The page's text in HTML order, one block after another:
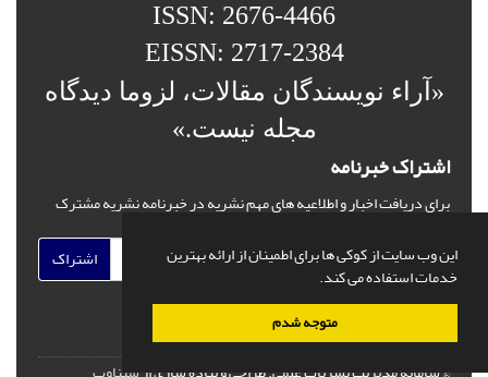
این وب سایت از کوکی ها برای اطمینان از ارائه بهترین
خدمات استفاده می کند.
متوجه شدم
ISSN: 2676-4466
EISSN: 2717-2384
«آراء نویسندگان مقالات، لزوما دیدگاه
مجله نیست.»
اشتراک خبرنامه
برای دریافت اخبار و اطلاعیه های مهم نشریه در خبرنامه نشریه مشترک
اشتراک